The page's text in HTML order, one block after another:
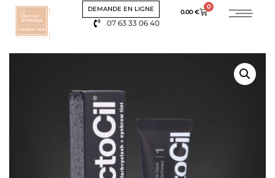
DEMANDE EN LIGNE
07 63 33 06 40
0.00€
0